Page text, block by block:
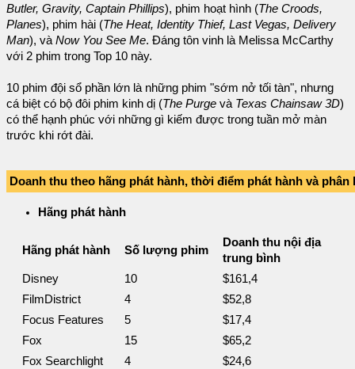
Butler, Gravity, Captain Phillips), phim hoạt hình (The Croods,
Planes), phim hài (The Heat, Identity Thief, Last Vegas, Delivery
Man), và Now You See Me. Đáng tôn vinh là Melissa McCarthy
với 2 phim trong Top 10 này.
10 phim đội sổ phần lớn là những phim "sớm nở tối tàn", nhưng
cá biệt có bộ đôi phim kinh dị (The Purge và Texas Chainsaw 3D)
có thể hạnh phúc với những gì kiếm được trong tuần mở màn
trước khi rớt đài.
Doanh thu theo hãng phát hành, thời điểm phát hành và phân
Hãng phát hành
Hãng phát hành Số lượng phim
Doanh thu nội địa
trung bình
Disney
10
$161,4
FilmDistrict
4
$52,8
Focus Features
5
$17,4
Fox
15
$65,2
Fox Searchlight
4
$24,6